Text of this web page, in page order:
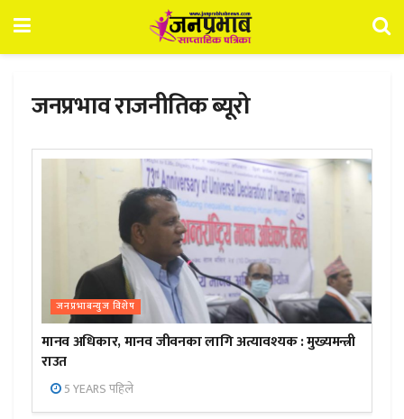
जनप्रभाव राजनीतिक ब्यूरो
जनप्रभाबन्युज विशेष
मानव अधिकार, मानव जीवनका लागि अत्यावश्यक : मुख्यमन्त्री
राउत
5 YEARS पहिले